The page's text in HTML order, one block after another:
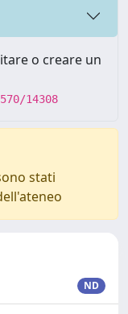
o creare un
14308
stati
ND